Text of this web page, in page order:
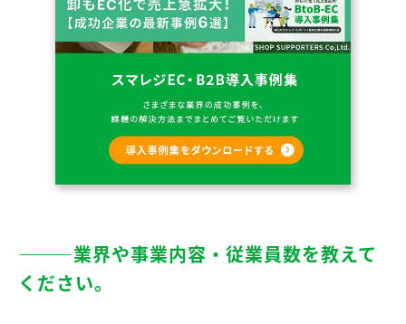
―――業界や事業内容・従業員数を教えて
ください。